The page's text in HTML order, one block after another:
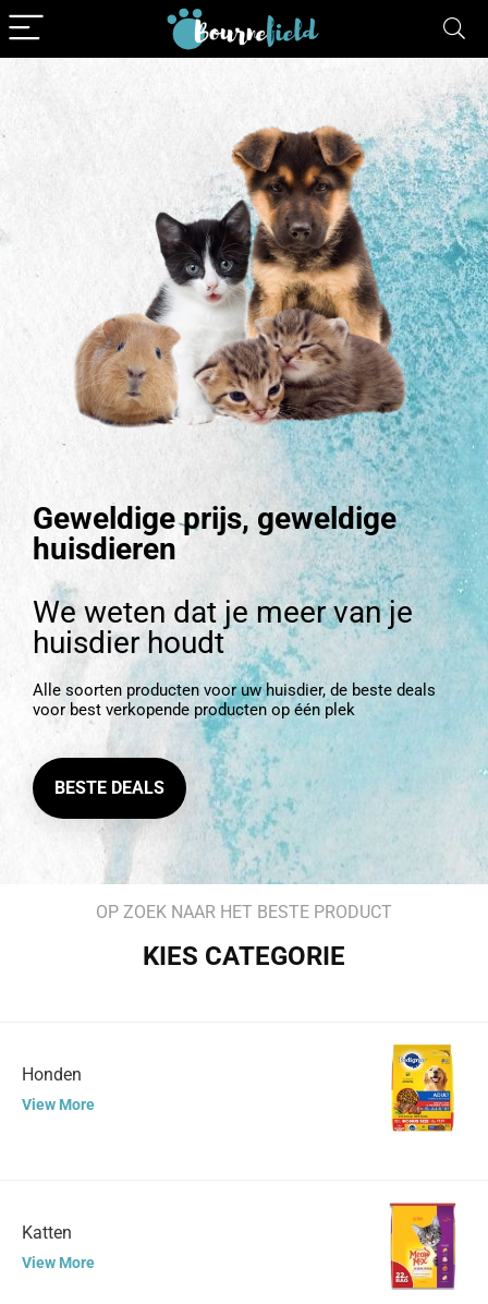
Geweldige prijs, geweldige
huisdieren
We weten dat je meer van je
huisdier houdt
Alle soorten producten voor uw huisdier, de beste deals
voor best verkopende producten op één plek
BESTE DEALS
OP ZOEK NAAR HET BESTE PRODUCT
KIES CATEGORIE
Honden
View More
Katten
View More